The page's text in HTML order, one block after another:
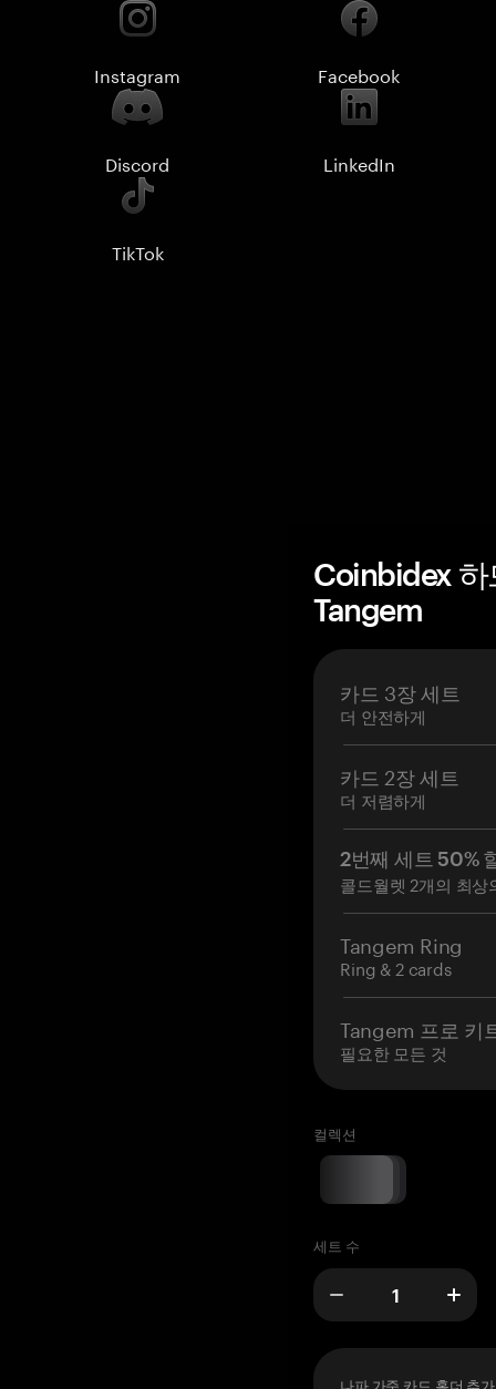
Instagram Facebook
Discord LinkedIn
TikTok
Coinbidex
Tangem
카드 3장 세트
더 안전하게
카드 2장 세트
더 저렴하게
2번째 세트 50%
콜드월렛 2개의 최상
Tangem Ring
Ring & 2 cards
Tangem 프로 키
필요한 모든 것
컬렉션
세트 수
나파 가죽 카드 홀더 추가